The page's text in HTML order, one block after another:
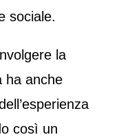
sociale.
la
ha anche
così un